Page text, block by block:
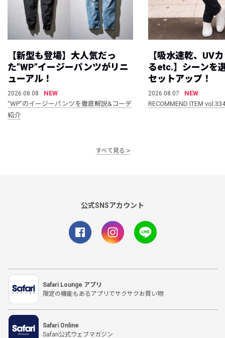
【新型も登場】大人気だっ
た”WP”イージーパンツがリニ
ューアル！
2026.08.08
NEW
“WP”のイージーパンツを徹底解説&コーデ
紹介
【吸水速乾、UV
るetc.】シーンを
セットアップ！
2026.08.07
NEW
RECOMMEND ITEM vol.334
すべて見る
公式SNSアカウント
Safari Lounge アプリ
限定の機能もあるアプリでサクサクお買い物
Safari Online
Safari公式ウェブマガジン